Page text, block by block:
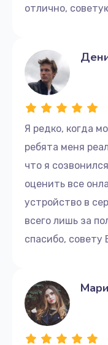
отлично,
Я редко, когда
ребята меня
что я
оценить все
устройство в
всего лишь за
спасибо, совету